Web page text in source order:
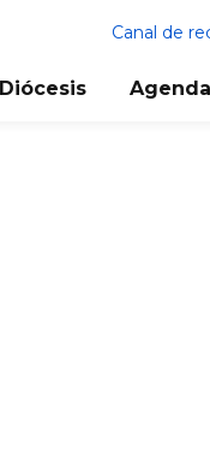
Canal de
Diócesis Agenda